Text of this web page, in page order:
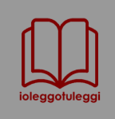
contenuto